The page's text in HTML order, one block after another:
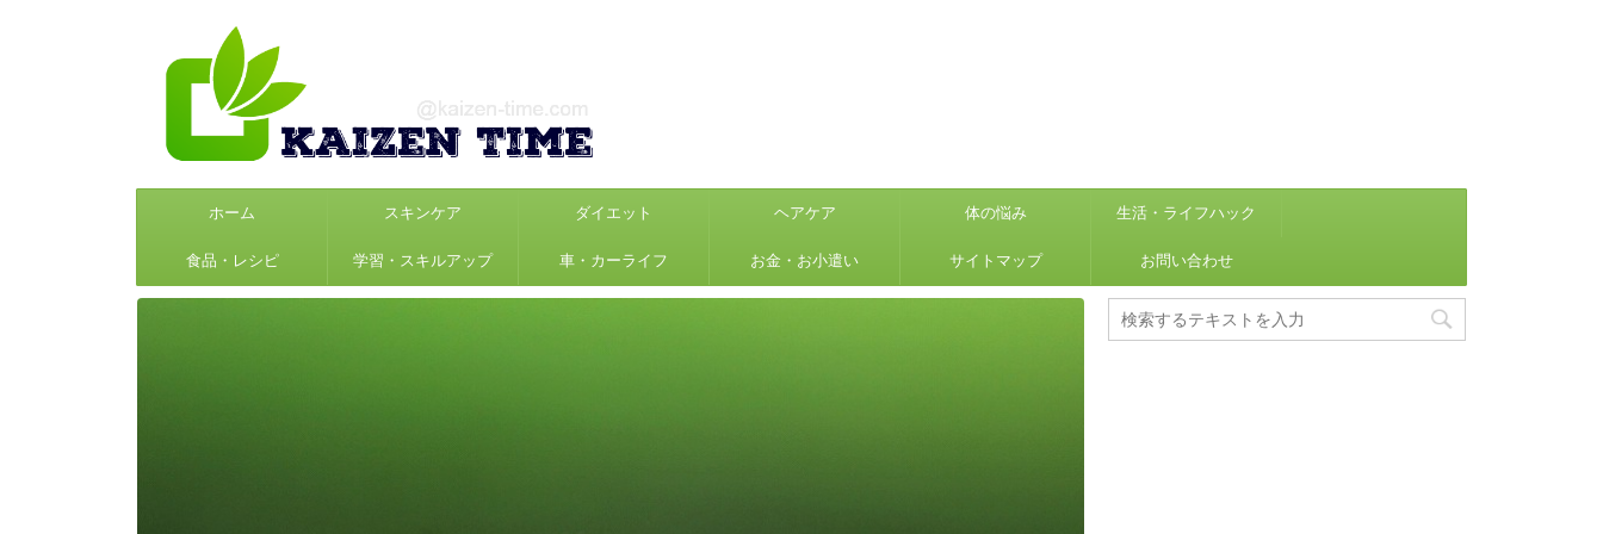
ホーム スキンケア ダイエット ヘアケア 体の悩み 生活・ライフハック
食品・レシピ 学習・スキルアップ 車・カーライフ お金・お小遣い サイトマップ お問い合わせ